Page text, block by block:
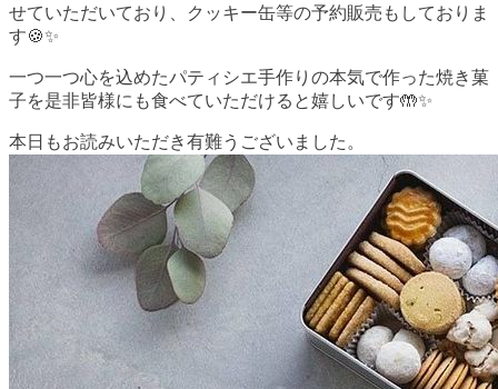
せていただいており、クッキー缶等の予約販売もしておりま
す🍪✨
一つ一つ心を込めたパティシエ手作りの本気で作った焼き菓
子を是非皆様にも食べていただけると嬉しいです🤲✨
本日もお読みいただき有難うございました。